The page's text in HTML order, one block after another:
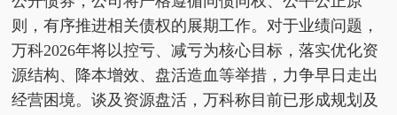
则，有序推进相关债权的展期工作。对于业绩问题，
万科2026年将以控亏、减亏为核心目标，落实优化资
源结构、降本增效、盘活造血等举措，力争早日走出
经营困境。谈及资源盘活，万科称目前已形成规划及